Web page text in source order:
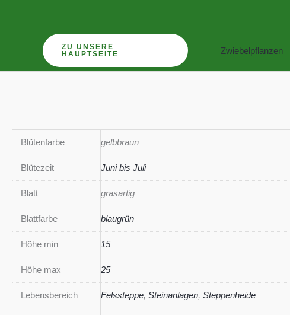
ZU UNSERE
HAUPTSEITE
Zwiebelpflanzen
Blütenfarbe gelbbraun
Blütezeit Juni bis Juli
Blatt grasartig
Blattfarbe blaugrün
Höhe min 15
Höhe max 25
Lebensbereich Felssteppe, Steinanlagen, Steppenheide